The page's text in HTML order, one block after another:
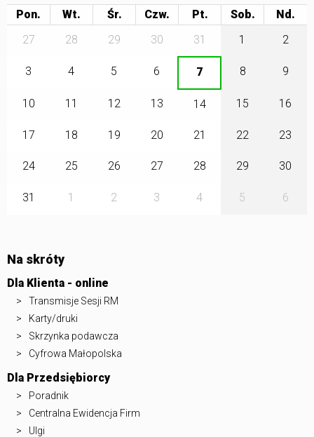
Pon. Wt. Śr. Czw. Pt.
Sob.
27
28 29 30 31 1 2
3 4 5 6 7 8 9
10 11 12 13 14 15 16
17 18 19 20 21 22 23
24 25 26 27 28 29 30
31 1 2 3 4 5 6
Na skróty
Dla Klienta - online
Transmisje Sesji RM
Karty/druki
Skrzynka podawcza
Cyfrowa Małopolska
Dla Przedsiębiorcy
Poradnik
Centralna Ewidencja Firm
Ulgi